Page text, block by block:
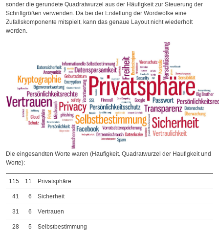
sonder die gerundete Quadratwurzel aus der Häufigkeit zur Steuerung der
Schriftgrößen verwenden. Da bei der Erstellung der Wordwolke eine
Zufallskomponente mitspielt, kann das genaue Layout nicht wiederholt
werden.
Die eingesandten Worte waren (Häufigkeit, Quadratwurzel der Häufigkeit und
Worte):
115 11 Privatsphäre
41 6 Sicherheit
31 6 Vertrauen
28 5 Selbstbestimmung